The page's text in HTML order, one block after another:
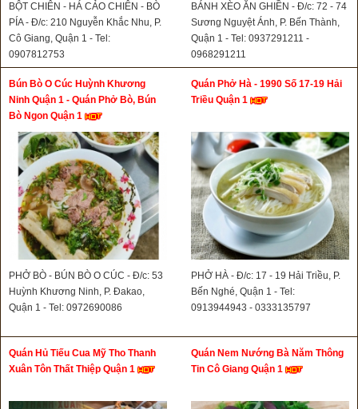
BỘT CHIÊN - HÁ CẢO CHIÊN - BÒ
PÍA - Đ/c: 210 Nguyễn Khắc Nhu, P.
Cô Giang, Quận 1 - Tel:
0907812753
BÁNH XÈO ĂN GHIỀN - Đ/c: 72 - 74
Sương Nguyệt Ánh, P. Bến Thành,
Quận 1 - Tel: 0937291211 -
0968291211
Bún Bò O Cúc Huỳnh Khương
Ninh Quận 1 - Quán Phở Bò, Bún
Bò Ngon Quận 1
PHỞ BÒ - BÚN BÒ O CÚC - Đ/c: 53
Huỳnh Khương Ninh, P. Đakao,
Quận 1 - Tel: 0972690086
Quán Phở Hà - 1990 Số 17-19 Hải
Triều Quận 1
PHỞ HÀ - Đ/c: 17 - 19 Hải Triều, P.
Bến Nghé, Quận 1 - Tel:
0913944943 - 0333135797
Quán Hủ Tiếu Cua Mỹ Tho Thanh
Xuân Tôn Thất Thiệp Quận 1
Quán Nem Nướng Bà Năm Thông
Tin Cô Giang Quận 1